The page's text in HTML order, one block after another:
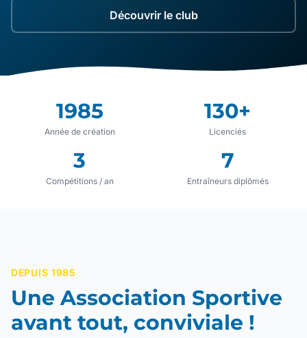
Découvrir le club
1985
Année de création
130+
Licenciés
3
Compétitions / an
7
Entraîneurs diplômés
DEPUIS 1985
Une Association Sportive
avant tout, conviviale !